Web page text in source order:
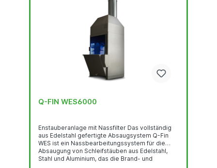
Q-FIN WES6000
Enstauberanlage mit Nassfilter Das vollständig
aus Edelstahl gefertigte Absaugsystem Q-Fin
WES ist ein Nassbearbeitungssystem für die
Absaugung von Schleifstäuben aus Edelstahl,
Stahl und Aluminium, das die Brand- und